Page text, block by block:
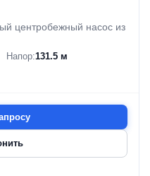
центробежный насос из
Напор:131.5 м